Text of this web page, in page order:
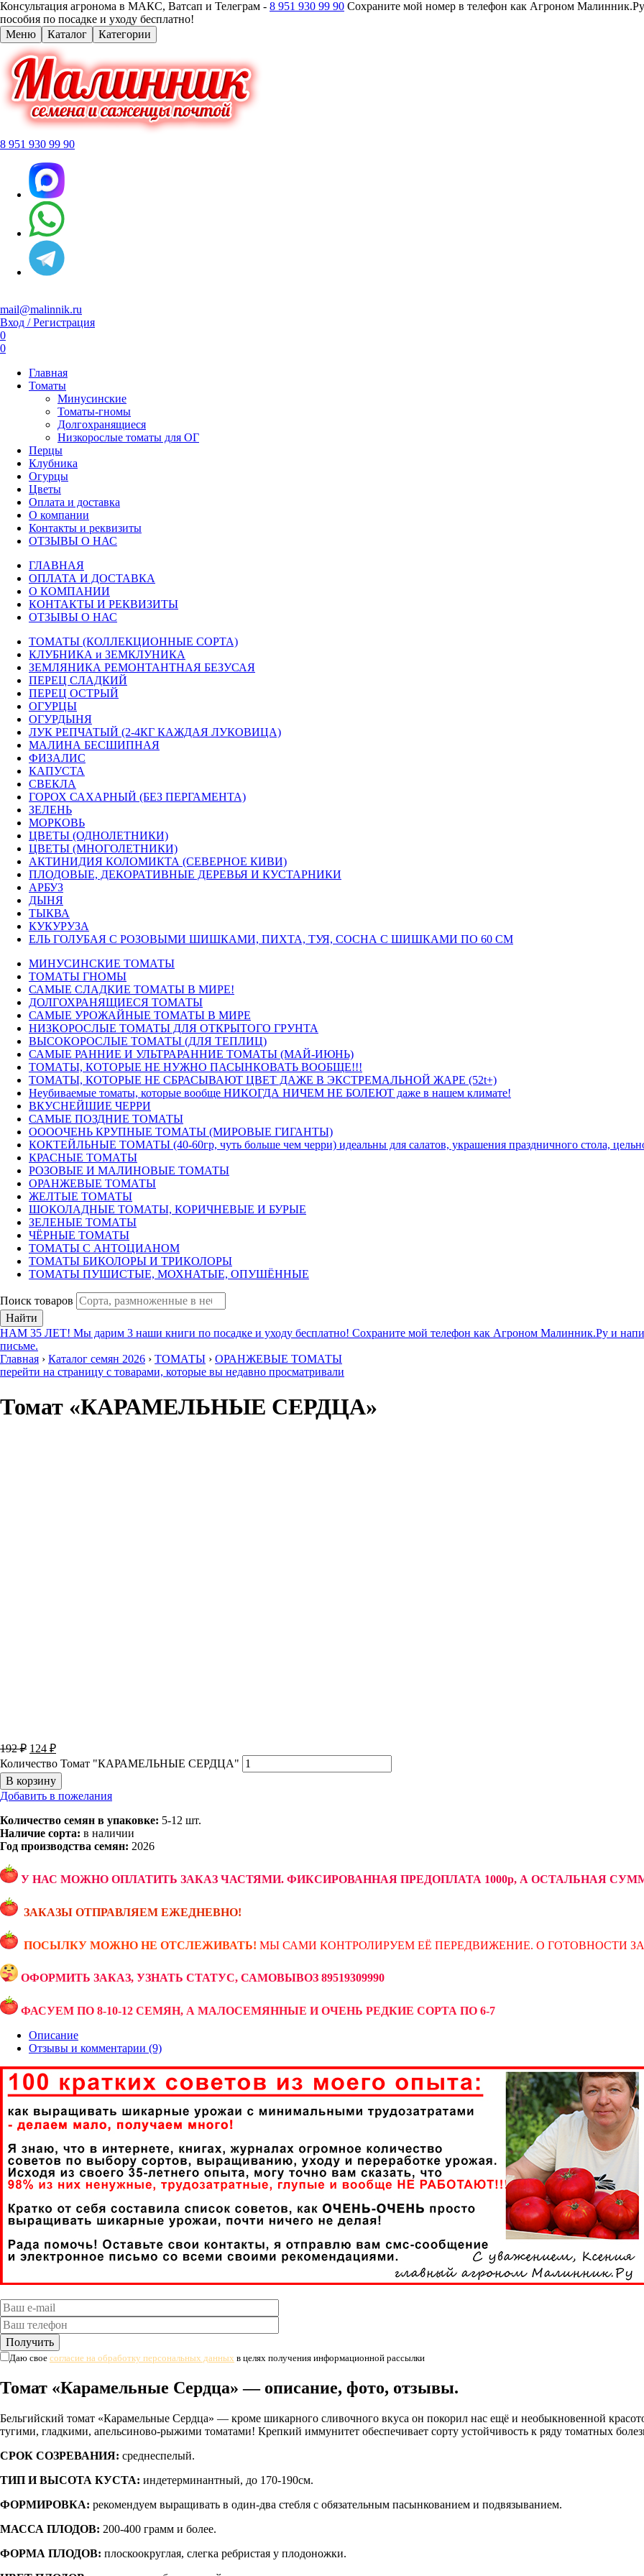
Консультация агронома в МАКС, Ватсап и Телеграм - 8 951 930 99 90 Сохраните мой номер в телефон как Агроном
пособия по посадке и уходу бесплатно!
Меню
Каталог Категории
8 951 930 99 90
mail@malinnik.ru
Вход / Регистрация
0
0
Главная
Томаты
Минусинские
Томаты-гномы
Долгохранящиеся
Низкорослые томаты для ОГ
Перцы
Клубника
Огурцы
Цветы
Оплата и доставка
О компании
Контакты и реквизиты
ОТЗЫВЫ О НАС
ГЛАВНАЯ
ОПЛАТА И ДОСТАВКА
О КОМПАНИИ
КОНТАКТЫ И РЕКВИЗИТЫ
ОТЗЫВЫ О НАС
ТОМАТЫ (КОЛЛЕКЦИОННЫЕ СОРТА)
КЛУБНИКА и ЗЕМКЛУНИКА
ЗЕМЛЯНИКА РЕМОНТАНТНАЯ БЕЗУСАЯ
ПЕРЕЦ СЛАДКИЙ
ПЕРЕЦ ОСТРЫЙ
ОГУРЦЫ
ОГУРДЫНЯ
ЛУК РЕПЧАТЫЙ (2-4КГ КАЖДАЯ ЛУКОВИЦА)
МАЛИНА БЕСШИПНАЯ
ФИЗАЛИС
КАПУСТА
СВЕКЛА
ГОРОХ САХАРНЫЙ (БЕЗ ПЕРГАМЕНТА)
ЗЕЛЕНЬ
МОРКОВЬ
ЦВЕТЫ (ОДНОЛЕТНИКИ)
ЦВЕТЫ (МНОГОЛЕТНИКИ)
АКТИНИДИЯ КОЛОМИКТА (СЕВЕРНОЕ КИВИ)
ПЛОДОВЫЕ, ДЕКОРАТИВНЫЕ ДЕРЕВЬЯ И КУСТАРНИКИ
АРБУЗ
ДЫНЯ
ТЫКВА
КУКУРУЗА
ЕЛЬ ГОЛУБАЯ С РОЗОВЫМИ ШИШКАМИ, ПИХТА, ТУЯ, СОСНА С ШИШКАМИ ПО 60 СМ
МИНУСИНСКИЕ ТОМАТЫ
ТОМАТЫ ГНОМЫ
САМЫЕ СЛАДКИЕ ТОМАТЫ В МИРЕ!
ДОЛГОХРАНЯЩИЕСЯ ТОМАТЫ
САМЫЕ УРОЖАЙНЫЕ ТОМАТЫ В МИРЕ
НИЗКОРОСЛЫЕ ТОМАТЫ ДЛЯ ОТКРЫТОГО ГРУНТА
ВЫСОКОРОСЛЫЕ ТОМАТЫ (ДЛЯ ТЕПЛИЦ)
САМЫЕ РАННИЕ И УЛЬТРАРАННИЕ ТОМАТЫ (МАЙ-ИЮНЬ)
ТОМАТЫ, КОТОРЫЕ НЕ НУЖНО ПАСЫНКОВАТЬ ВООБЩЕ!!!
ТОМАТЫ, КОТОРЫЕ НЕ СБРАСЫВАЮТ ЦВЕТ ДАЖЕ В ЭКСТРЕМАЛЬНОЙ ЖАРЕ (52t+)
Неубиваемые томаты, которые вообще НИКОГДА НИЧЕМ НЕ БОЛЕЮТ даже в нашем климате!
ВКУСНЕЙШИЕ ЧЕРРИ
САМЫЕ ПОЗДНИЕ ТОМАТЫ
ООООЧЕНЬ КРУПНЫЕ ТОМАТЫ (МИРОВЫЕ ГИГАНТЫ)
КОКТЕЙЛЬНЫЕ ТОМАТЫ (40-60гр, чуть больше чем черри) идеальны для салатов, украшения праздничного стола,
КРАСНЫЕ ТОМАТЫ
РОЗОВЫЕ И МАЛИНОВЫЕ ТОМАТЫ
ОРАНЖЕВЫЕ ТОМАТЫ
ЖЕЛТЫЕ ТОМАТЫ
ШОКОЛАДНЫЕ ТОМАТЫ, КОРИЧНЕВЫЕ И БУРЫЕ
ЗЕЛЕНЫЕ ТОМАТЫ
ЧЁРНЫЕ ТОМАТЫ
ТОМАТЫ С АНТОЦИАНОМ
ТОМАТЫ БИКОЛОРЫ И ТРИКОЛОРЫ
ТОМАТЫ ПУШИСТЫЕ, МОХНАТЫЕ, ОПУШЁННЫЕ
Поиск товаров
Найти
НАМ 35 ЛЕТ! Мы дарим 3 наши книги по посадке и уходу бесплатно! Сохраните мой телефон как Агроном Малинник.Ру и
письме.
Главная › Каталог семян 2026 › ТОМАТЫ › ОРАНЖЕВЫЕ ТОМАТЫ
перейти на страницу с товарами, которые вы недавно просматривали
Томат «КАРАМЕЛЬНЫЕ СЕРДЦА»
192₽ 124 ₽
Количество Томат "КАРАМЕЛЬНЫЕ СЕРДЦА"
В корзину
Добавить в пожелания
Количество семян в упаковке: 5-12 шт.
Наличие сорта: в наличии
Год производства семян: 2026
У НАС МОЖНО ОПЛАТИТЬ ЗАКАЗ ЧАСТЯМИ. ФИКСИРОВАННАЯ ПРЕДОПЛАТА 1000р, А ОСТАЛЬНАЯ
ЗАКАЗЫ ОТПРАВЛЯЕМ ЕЖЕДНЕВНО!
ПОСЫЛКУ МОЖНО НЕ ОТСЛЕЖИВАТЬ! МЫ САМИ КОНТРОЛИРУЕМ ЕЁ ПЕРЕДВИЖЕНИЕ. О ГОТОВНОСТИ
ОФОРМИТЬ ЗАКАЗ, УЗНАТЬ СТАТУС, САМОВЫВОЗ 89519309990
ФАСУЕМ ПО 8-10-12 СЕМЯН, А МАЛОСЕМЯННЫЕ И ОЧЕНЬ РЕДКИЕ СОРТА ПО 6-7
Описание
Отзывы и комментарии (9)
Даю свое согласие на обработку персональных данных в целях получения информационной рассылки
Томат «Карамельные Сердца» — описание, фото, отзывы.
Бельгийский томат «Карамельные Сердца» — кроме шикарного сливочного вкуса он покорил нас ещё и необыкновенной
тугими, гладкими, апельсиново-рыжими томатами! Крепкий иммунитет обеспечивает сорту устойчивость к ряду томатных
СРОК СОЗРЕВАНИЯ: среднеспелый.
ТИП И ВЫСОТА КУСТА: индетерминантный, до 170-190см.
ФОРМИРОВКА: рекомендуем выращивать в один-два стебля с обязательным пасынкованием и подвязыванием.
МАССА ПЛОДОВ: 200-400 грамм и более.
ФОРМА ПЛОДОВ: плоскоокруглая, слегка ребристая у плодоножки.